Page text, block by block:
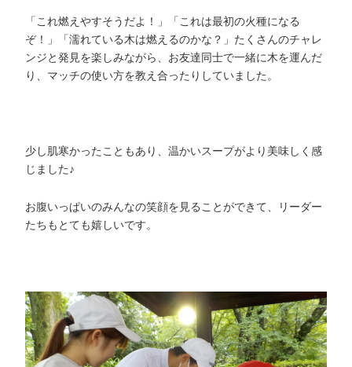
「これ燃えやすそうだよ！」「これは最初の火種になる
ぞ！」「濡れている木は燃えるのかな？」たくさんのチャレ
ンジと発見を楽しみながら、お友達同士で一緒に木を運んだ
り、マッチの使い方を教え合ったりしていました。
少し肌寒かったこともあり、温かいスープがより美味しく感
じました♪
お腹いっぱいのみんなの笑顔を見ることができて、リーダー
たちもとても嬉しいです。